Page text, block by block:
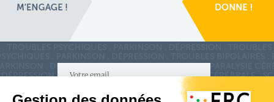
S'inscrire à la newsletter